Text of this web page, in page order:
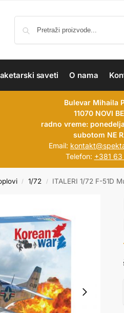
saveti O nama
Bulevar Mihaila
11070 NOVI
radno vreme:
subotom NE
Email:
Telefon: +381
/ 1/72 / ITALERI 1/72 F-51D